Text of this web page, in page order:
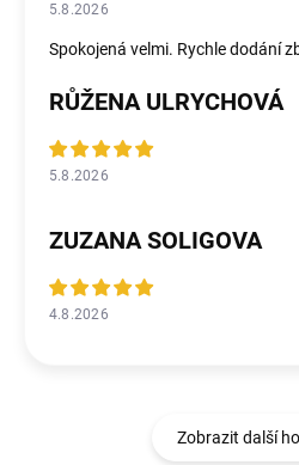
5.8.2026
Spokojená velmi. Rychle dodání
RŮŽENA ULRYCHOVÁ
5.8.2026
ZUZANA SOLIGOVA
4.8.2026
Zobrazit další